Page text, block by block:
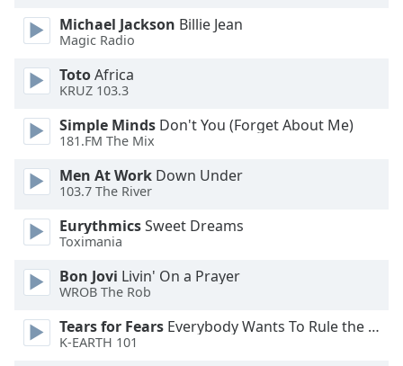
modal
Beginning
dialog
Escape
cancel
and
window.
Text
Michael Jackson Billie Jean
Magic Radio
TotoAfrica
KRUZ 103.3
Simple Minds Don't You (Forget About Me)
181.FM The Mix
Men At Work Down Under
103.7 The River
EurythmicsSweet Dreams
Toximania
Bon Jovi Livin' On a Prayer
WROB The Rob
Tears for Fears Everybody Wants To Rule the World
K-EARTH 101